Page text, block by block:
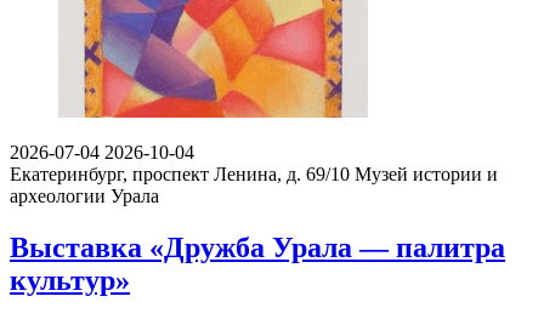
2026-07-04 2026-10-04
Екатеринбург, проспект Ленина, д. 69/10 Музей истории и
археологии Урала
Выставка «Дружба Урала — палитра
культур»